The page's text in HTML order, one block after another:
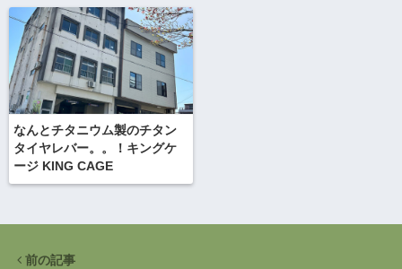
なんとチタニウム製のチタン
タイヤレバー。。！キングケ
ージ KING CAGE
前の記事